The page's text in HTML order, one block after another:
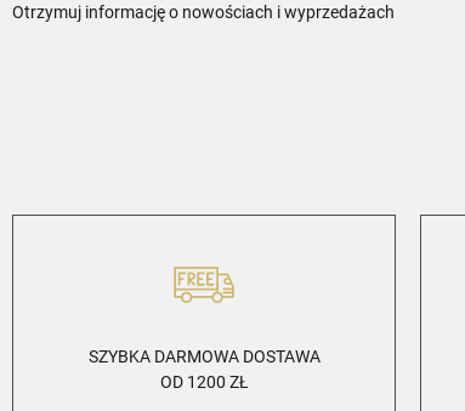
Otrzymuj informację o nowościach i wyprzedażach
SZYBKA DARMOWA DOSTAWA
OD 1200 ZŁ